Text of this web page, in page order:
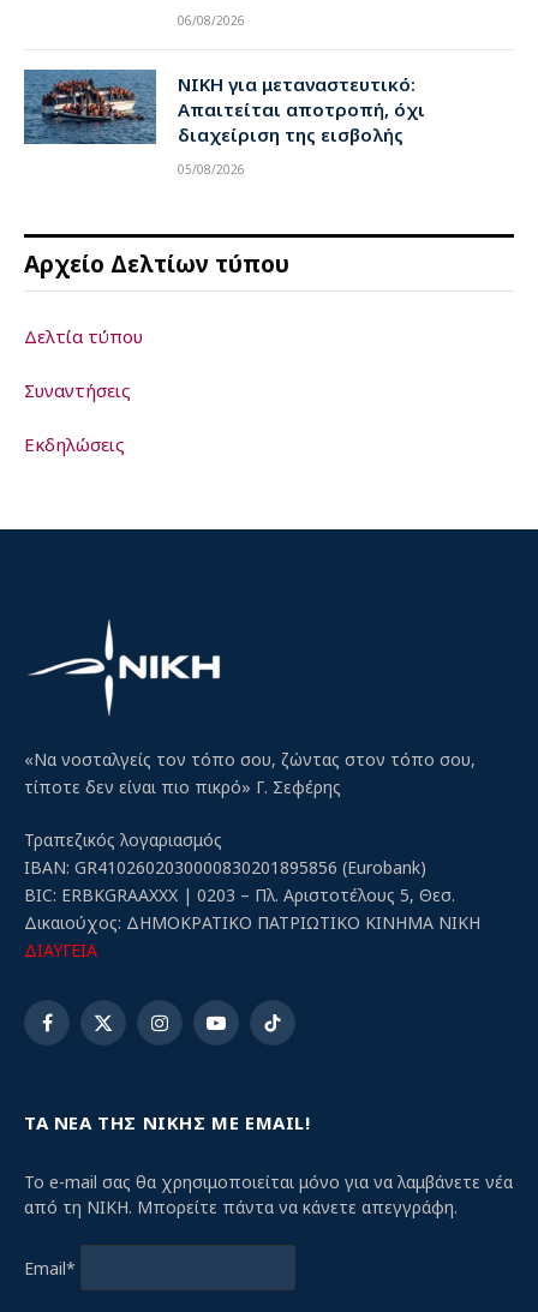
06/08/2026
ΝΙΚΗ για μεταναστευτικό:
Απαιτείται αποτροπή, όχι
διαχείριση της εισβολής
05/08/2026
Αρχείο Δελτίων τύπου
Δελτία τύπου
Συναντήσεις
Εκδηλώσεις
«Να νοσταλγείς τον τόπο σου, ζώντας στον τόπο σου,
τίποτε δεν είναι πιο πικρό» Γ. Σεφέρης
Τραπεζικός λογαριασμός
IBAN: GR4102602030000830201895856 (Eurobank)
BIC: ERBKGRAAXXX | 0203 – Πλ. Αριστοτέλους 5, Θεσ.
Δικαιούχος: ΔΗΜΟΚΡΑΤΙΚΟ ΠΑΤΡΙΩΤΙΚΟ ΚΙΝΗΜΑ ΝΙΚΗ
ΔΙΑΥΓΕΙΑ
Facebook
X
InstagramYouTubeTikTok
ΤΑ ΝΕΑ ΤΗΣ ΝΙΚΗΣ ΜΕ EMAIL!
Το e-mail σας θα χρησιμοποιείται μόνο για να λαμβάνετε νέα
από τη ΝΙΚΗ. Μπορείτε πάντα να κάνετε απεγγράφη.
Email*